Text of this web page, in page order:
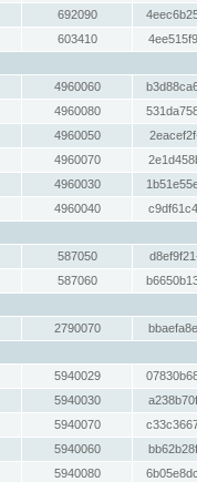
692090
603410
4960060
4960080
4960050
4960070
4960030
4960040
587050
587060
2790070
5940029
5940030
5940070
5940060
5940080